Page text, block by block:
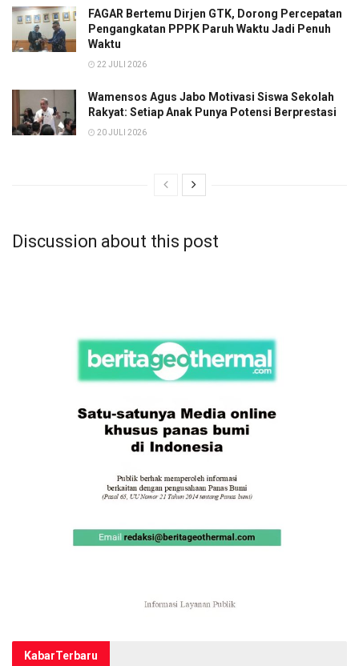
FAGAR Bertemu Dirjen GTK, Dorong Percepatan
Pengangkatan PPPK Paruh Waktu Jadi Penuh
Waktu
22 JULI 2026
Wamensos Agus Jabo Motivasi Siswa Sekolah
Rakyat: Setiap Anak Punya Potensi Berprestasi
20 JULI 2026
Discussion about this post
KabarTerbaru